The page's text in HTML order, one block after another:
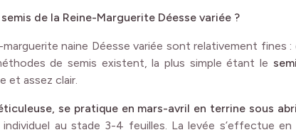
de la Reine-Marguerite Déesse variée ?
marguerite naine Déesse variée sont relativement fines
de semis existent, la plus simple étant le
et assez clair.
se pratique en mars-avril en terrine sous abri
au stade 3-4 feuilles. La levée s’effectue en